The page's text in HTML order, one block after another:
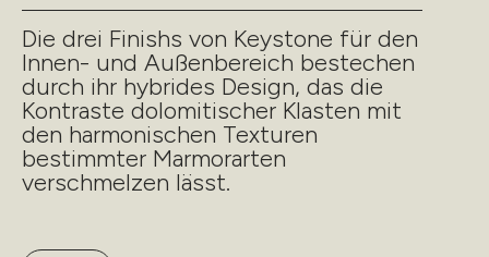
Die drei Finishs von Keystone für den
Innen- und Außenbereich bestechen
durch ihr hybrides Design, das die
Kontraste dolomitischer Klasten mit
den harmonischen Texturen
bestimmter Marmorarten
verschmelzen lässt.